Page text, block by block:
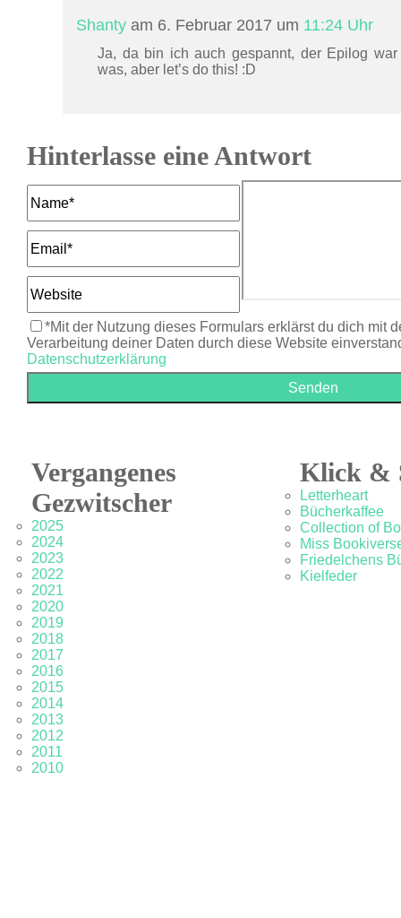
Shanty am 6. Februar 2017 um 11:24 Uhr
Ja, da bin ich auch gespannt, der Epilog
was, aber let’s do this! :D
Hinterlasse eine Antwort
*Mit der Nutzung dieses Formulars erklärst du dich mit
Verarbeitung deiner Daten durch diese Website
Datenschutzerklärung
Vergangenes
Gezwitscher
2025
2024
2023
2022
2021
2020
2019
2018
2017
2016
2015
2014
2013
2012
2011
2010
Klick &
Letterheart
Bücherkaffee
Collection of
Miss
Friedelchens
Kielfeder